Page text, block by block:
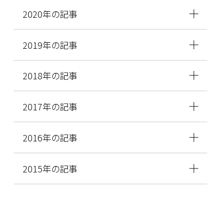
2020年の記事
2019年の記事
2018年の記事
2017年の記事
2016年の記事
2015年の記事